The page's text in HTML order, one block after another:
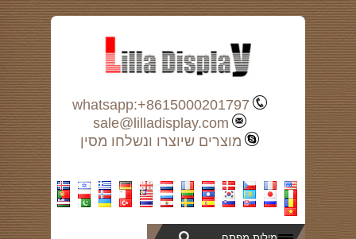
whatsapp:+8615000201797
sale@lilladisplay.com
מוצרים שיוצרו ונשלחו מסין